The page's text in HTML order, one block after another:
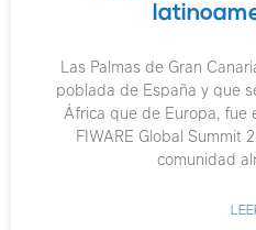
Las Palmas de Gran
poblada de España y que
África que de Europa, fue
FIWARE Global Summit
comunidad